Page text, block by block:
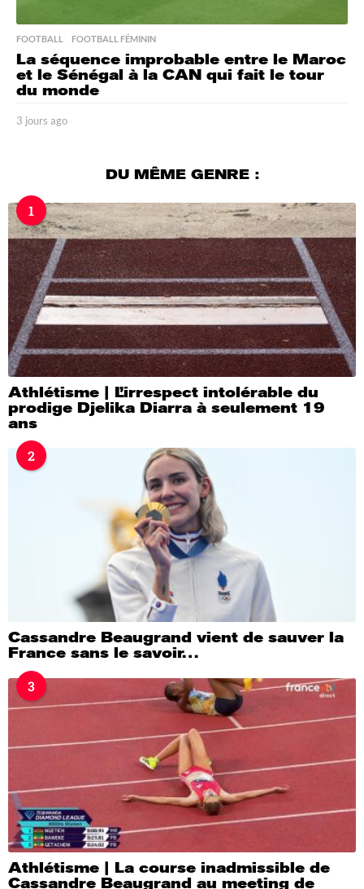
FOOTBALL ,FOOTBALL FÉMININ
La séquence improbable entre le Maroc
et le Sénégal à la CAN qui fait le tour
du monde
3 jours ago
a
g
o
DU MÊME GENRE :
1
Athlétisme | L’irrespect intolérable du
prodige Djelika Diarra à seulement 19
ans
2
Cassandre Beaugrand vient de sauver la
France sans le savoir…
3
Athlétisme | La course inadmissible de
Cassandre Beaugrand au meeting de